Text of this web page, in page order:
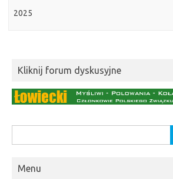
2025
Kliknij forum dyskusyjne
Menu